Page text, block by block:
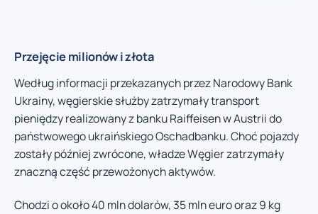
Przejęcie milionów i złota
Według informacji przekazanych przez Narodowy Bank
Ukrainy, węgierskie służby zatrzymały transport
pieniędzy realizowany z banku Raiffeisen w Austrii do
państwowego ukraińskiego Oschadbanku. Choć pojazdy
zostały później zwrócone, władze Węgier zatrzymały
znaczną część przewożonych aktywów.
Chodzi o około 40 mln dolarów, 35 mln euro oraz 9 kg